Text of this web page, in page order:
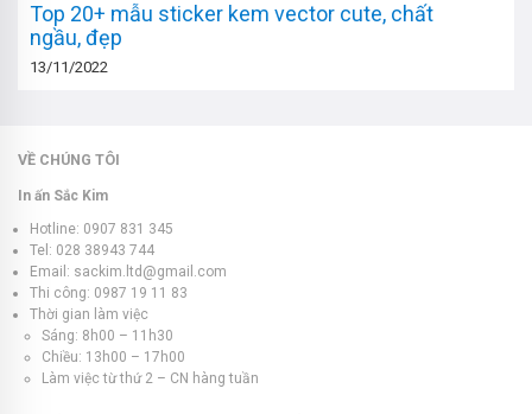
Top 20+ mẫu sticker kem vector cute, chất
ngầu, đẹp
13/11/2022
VỀ CHÚNG TÔI
In ấn Sắc Kim
Hotline: 0907 831 345
Tel: 028 38943 744
Email: sackim.ltd@gmail.com
Thi công: 0987 19 11 83
Thời gian làm việc
Sáng: 8h00 – 11h30
Chiều: 13h00 – 17h00
Làm việc từ thứ 2 – CN hàng tuần